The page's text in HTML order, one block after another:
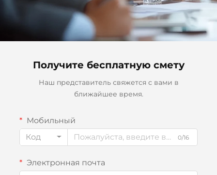
Получите бесплатную смету
Наш представитель свяжется с вами в
ближайшее время.
Мобильный
Код
0/16
Электронная почта